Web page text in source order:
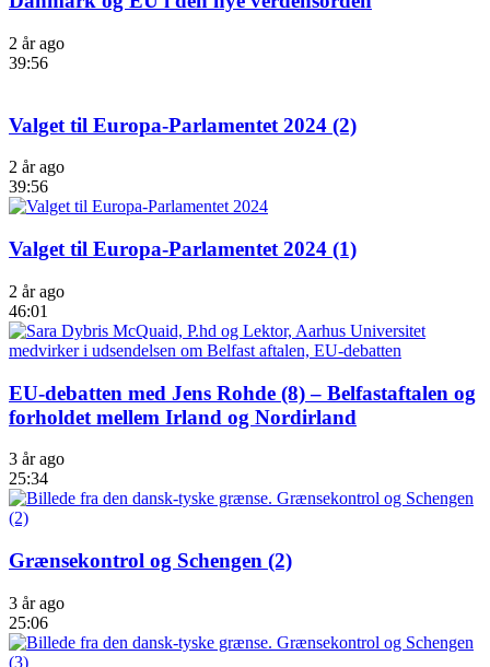
2 år ago
39:56
Valget til Europa-Parlamentet 2024 (2)
2 år ago
39:56
Valget til Europa-Parlamentet 2024 (1)
2 år ago
46:01
EU-debatten med Jens Rohde (8) – Belfastaftalen og
forholdet mellem Irland og Nordirland
3 år ago
25:34
Grænsekontrol og Schengen (2)
3 år ago
25:06